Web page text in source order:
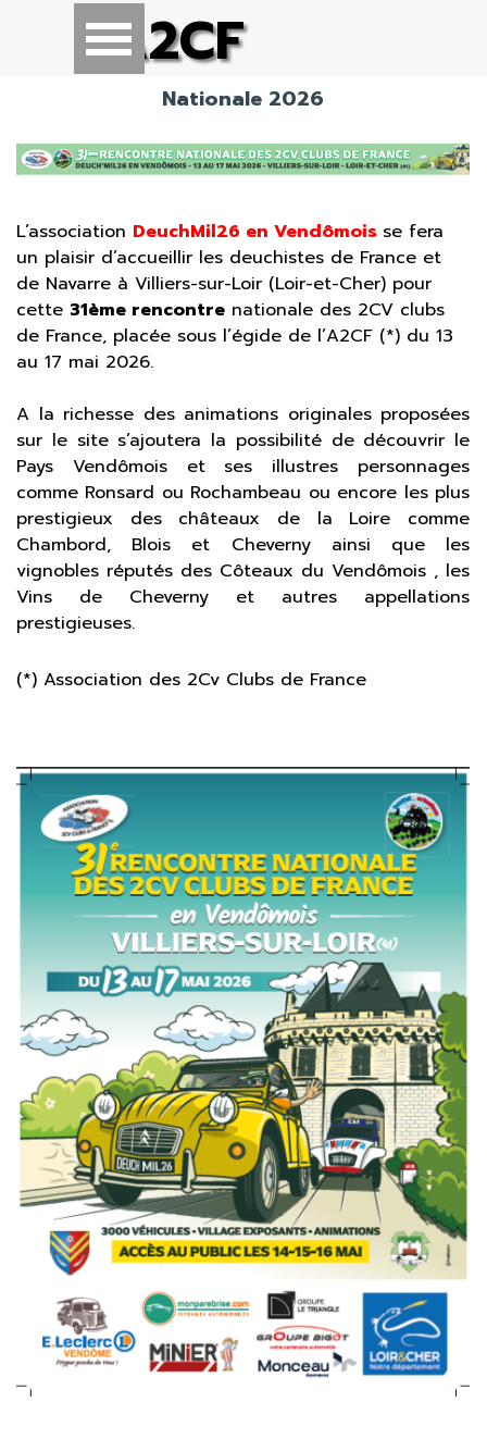
Aller au contenuA2CF
Sauter le menu
Nationale 2026
L’association DeuchMil26 en Vendômois se fera
un plaisir d’accueillir les deuchistes de France et
de Navarre à Villiers-sur-Loir (Loir-et-Cher) pour
cette 31ème rencontre nationale des 2CV clubs
de France, placée sous l’égide de l’A2CF (*) du 13
au 17 mai 2026.
A la richesse des animations originales proposées
sur le site s’ajoutera la possibilité de découvrir le
Pays Vendômois et ses illustres personnages
comme Ronsard ou Rochambeau ou encore les plus
prestigieux des châteaux de la Loire comme
Chambord, Blois et Cheverny ainsi que les
vignobles réputés des Côteaux du Vendômois , les
Vins de Cheverny et autres appellations
prestigieuses.
(*) Association des 2Cv Clubs de France